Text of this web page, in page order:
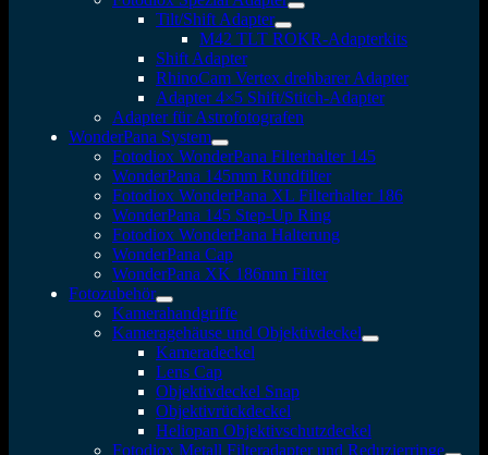
Tilt/Shift Adapter
M42 TLT ROKR-Adapterkits
Shift Adapter
RhinoCam Vertex drehbarer Adapter
Adapter 4×5 Shift/Stitch-Adapter
Adapter für Astrofotografen
WonderPana System
Fotodiox WonderPana Filterhalter 145
WonderPana 145mm Rundfilter
Fotodiox WonderPana XL Filterhalter 186
WonderPana 145 Step-Up Ring
Fotodiox WonderPana Halterung
WonderPana Cap
WonderPana XK 186mm Filter
Fotozubehör
Kamerahandgriffe
Kameragehäuse und Objektivdeckel
Kameradeckel
Lens Cap
Objektivdeckel Snap
Objektivrückdeckel
Heliopan Objektivschutzdeckel
Fotodiox Metall Filteradapter und Reduzierringe